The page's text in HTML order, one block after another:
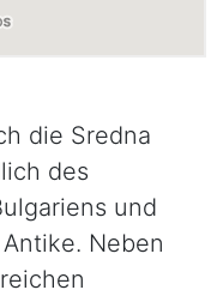
die Sredna
des
und
Neben